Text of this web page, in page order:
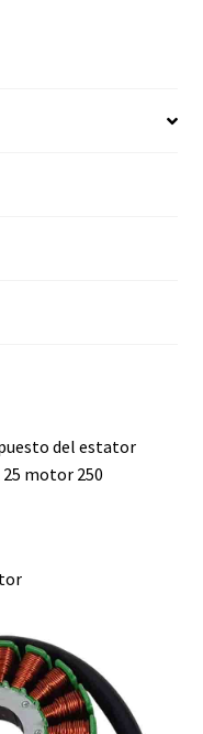
del estator
motor 250